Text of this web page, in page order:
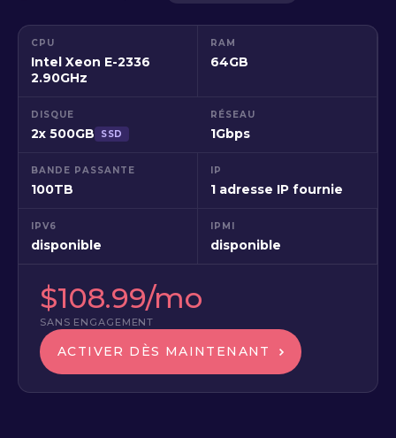
Actualité
CPU
Intel Xeon E-2336
2.90GHz
RAM
64GB
DISQUE
2x 500GB SSD
RÉSEAU
1Gbps
BANDE PASSANTE
100TB
IP
1 adresse IP fournie
IPV6
disponible
IPMI
disponible
$108.99/mo
SANS ENGAGEMENT
ACTIVER DÈS MAINTENANT